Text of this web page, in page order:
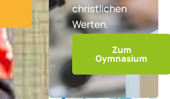
christlichen
Werten.
Zum
Gymnasium